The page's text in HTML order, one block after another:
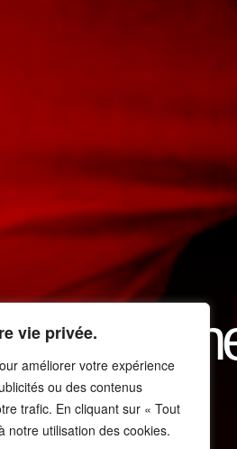
vie privée.
améliorer votre expérience
ou des contenus
trafic. En cliquant sur « Tout
notre utilisation des cookies.